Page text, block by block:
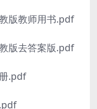
版教师用书.pdf
版去答案版.pdf
.pdf